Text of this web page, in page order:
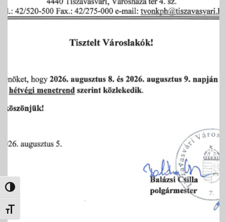
Nagy kontraszt váltása
Betűméret váltása